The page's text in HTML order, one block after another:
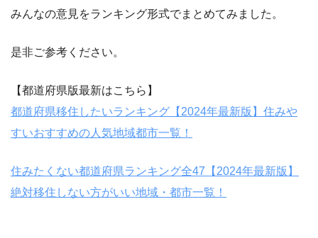
みんなの意見をランキング形式でまとめてみました。
是非ご参考ください。
【都道府県版最新はこちら】
都道府県移住したいランキング【2024年最新版】住みや
すいおすすめの人気地域都市一覧！
住みたくない都道府県ランキング全47【2024年最新版】
絶対移住しない方がいい地域・都市一覧！